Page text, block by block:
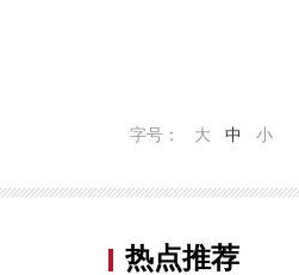
字号： 大 中 小
热点推荐